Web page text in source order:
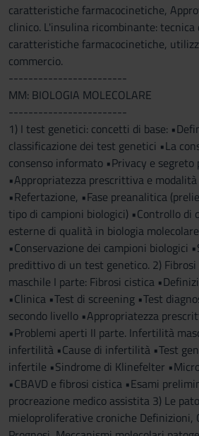
caratteristiche farmacocinetiche,
clinico. L'insulina ricombinante: tecnica
caratteristiche farmacocinetiche,
commercio.
------------------------
MM: BIOLOGIA MOLECOLARE
------------------------
1) I test genetici: concetti di base:
classificazione dei test genetici •La
consenso informato •Privacy e segreto
•Appropriatezza prescrittiva e
•Refertazione, •Fase preanalitica
tipo di campioni biologici) •Controllo di
esterne di qualità in biologia
•Conservazione dei campioni biologici
predittivo di un test genetico. 2)
maschile I parte: Fibrosi cistica
•Clinica •Test di screening •Test
secondo livello •Appropriatezza
•Problemi aperti II parte. Infertilità
infertilità •Cause di infertilità •Test
infertile •Sindrome di Klinefelter
•CBAVD e fibrosi cistica •Esami
procreazione medico assistita 3) Le
mieloproliferative croniche Definizioni,